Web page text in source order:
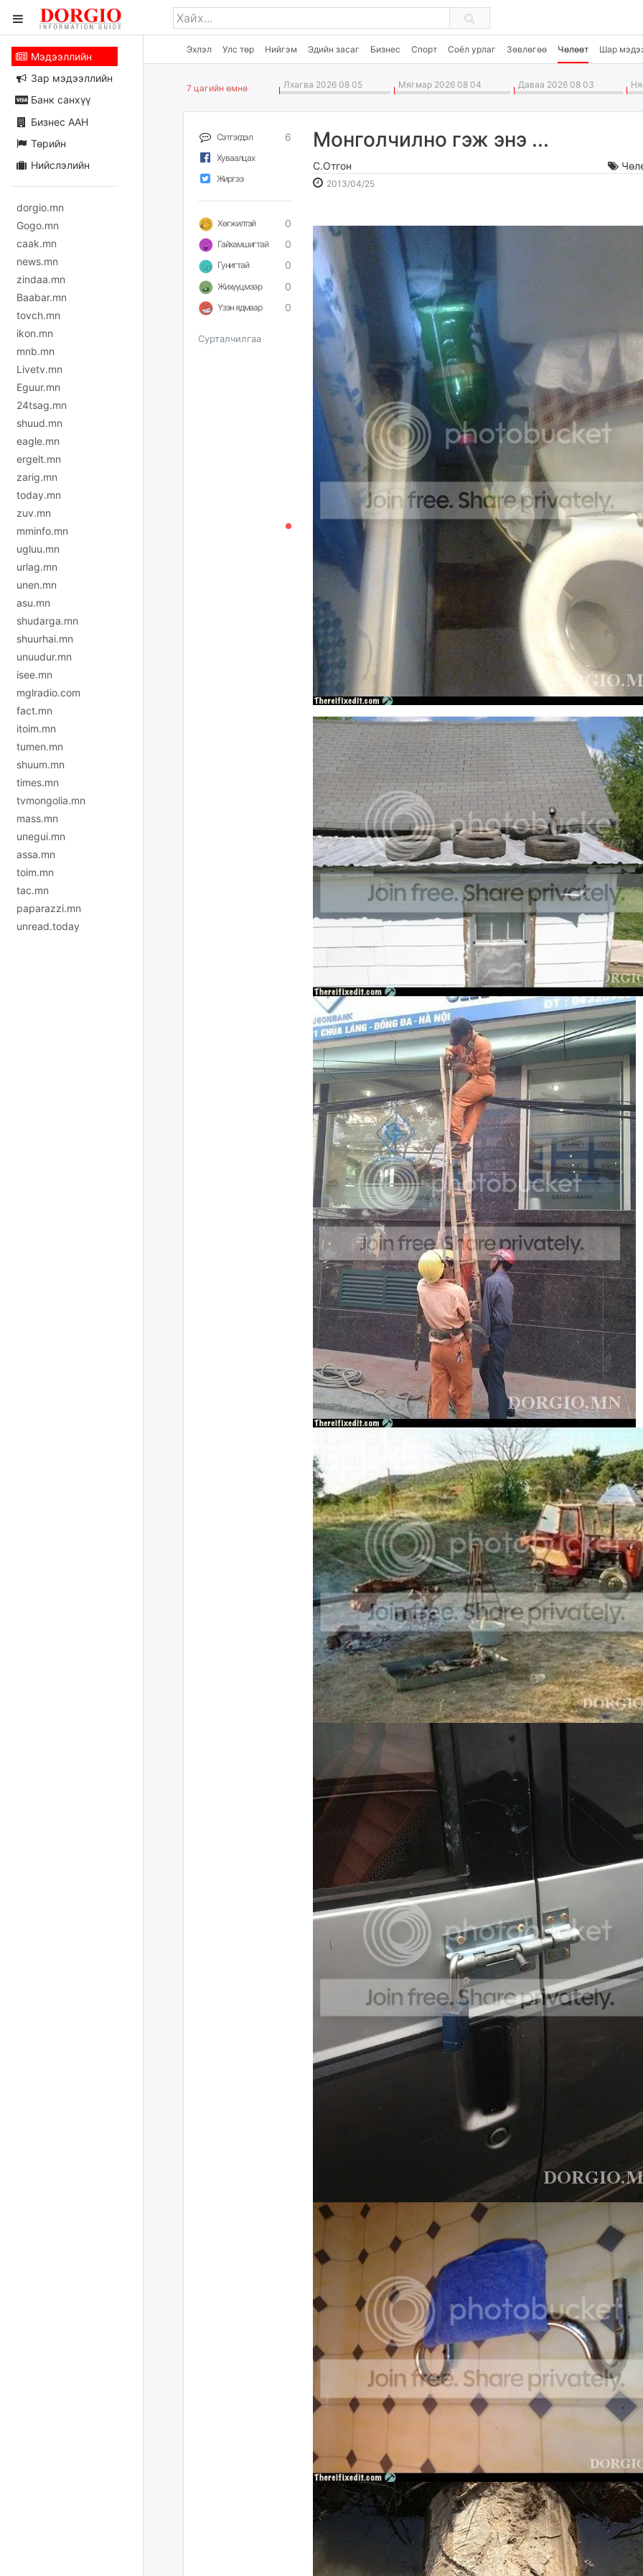
Эхлэл Улс төр Нийгэм Эдийн засаг Бизнес Спорт Соёл урлаг Зөвлөгөө Чөлөөт Шар
Мэдээллийн
Зар мэдээллийн
Банк санхүү
Бизнес ААН
Төрийн
Нийслэлийн
dorgio.mn
Gogo.mn
caak.mn
news.mn
zindaa.mn
Baabar.mn
tovch.mn
ikon.mn
mnb.mn
Livetv.mn
Eguur.mn
24tsag.mn
shuud.mn
eagle.mn
ergelt.mn
zarig.mn
today.mn
zuv.mn
mminfo.mn
ugluu.mn
urlag.mn
unen.mn
asu.mn
shudarga.mn
shuurhai.mn
unuudur.mn
isee.mn
mglradio.com
fact.mn
itoim.mn
tumen.mn
shuum.mn
times.mn
tvmongolia.mn
mass.mn
unegui.mn
assa.mn
toim.mn
tac.mn
paparazzi.mn
unread.today
7 цагийн өмнө Лхагва 2026 08 05 Мягмар 2026 08 04 Даваа 2026 08 03
Сэтгэгдэл 6
Хуваалцах
Жиргээ
Хөгжилтэй 0
Гайхамшигтай 0
Гунигтай 0
Жихүүцмээр 0
Үзэн ядмаар 0
Сурталчилгаа
Монголчилно гэж энэ ...
С.Отгон
2013/04/252013-
19:59:39
2026-
23:33:10